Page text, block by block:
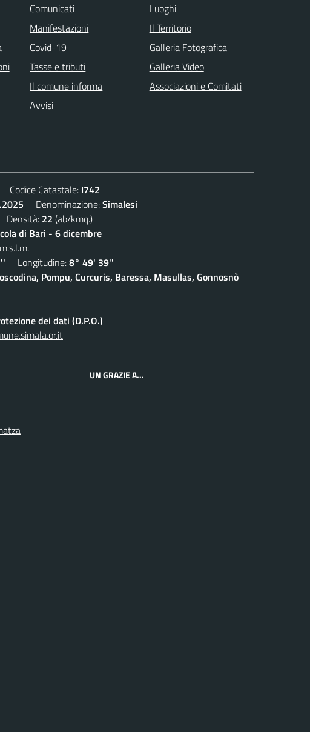
Comunicati
Manifestazioni
Covid-19
Tasse e tributi
Il comune informa
Avvisi
Luoghi
Il Territorio
Galleria Fotografica
Galleria Video
Associazioni e Comitati
Codice Catastale: I742
Denominazione:Simalesi
22 (ab/kmq.)
di Bari - 6 dicembre
m.s.l.m.
Longitudine:8° 49' 39''
Pompu, Curcuris, Baressa, Masullas, Gonnosnò
dei dati (D.P.O.)
UN GRAZIE A...